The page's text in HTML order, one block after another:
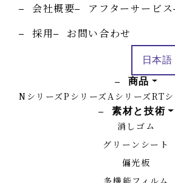
会社概要 アフターサービス
採用
お問い合わせ
商品
NシリーズPシリーズAシリーズRT
素材と技術
消しゴム
グリーンシート
偏光板